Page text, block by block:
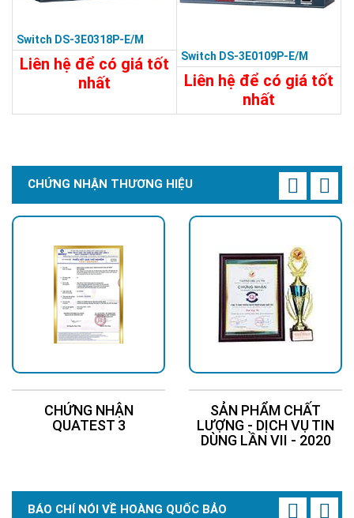
Switch DS-3E0318P-E/M
Liên hệ để có giá tốt
nhất
Switch DS-3E0109P-E/M
Liên hệ để có giá tốt
nhất
3.570.000đ
CHỨNG NHẬN THƯƠNG HIỆU
CHỨNG NHẬN
QUATEST 3
SẢN PHẨM CHẤT
LƯỢNG - DỊCH VỤ TIN
DÙNG LẦN VII - 2020
BÁO CHÍ NÓI VỀ HOÀNG QUỐC BẢO